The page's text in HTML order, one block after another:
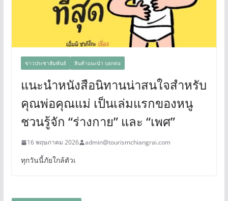
ข่าวประชาสัมพันธ์ สินค้าแนะนำ บอกต่อ
แนะนำหนังสือนิทานน่าสนใจสำหรับ
คุณพ่อคุณแม่ เป็นเล่มแรกของหนู
ชวนรู้จัก “ร่างกาย” และ “เพศ”
16 พฤษภาคม 2026 admin@tourismchiangrai.com
ทุกวันนี้ภัยใกล้ตัวเ